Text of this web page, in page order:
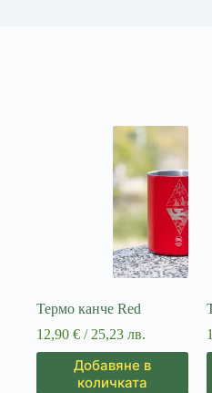
Термо канче Red
12,90 € / 25,23 лв.
Добавяне в
количката